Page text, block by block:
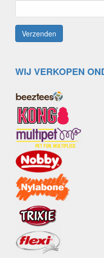
WIJ VERKOPEN